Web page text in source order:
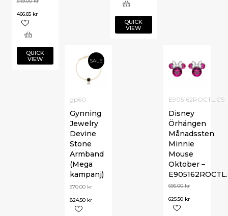
466.65 kr
QUICK
VIEW
QUICK
VIEW
SALE
gp60
Gynning
Jewelry
Devine
Stone
Armband
(Mega
kampanj)
970.00 kr
824.50 kr
E905162ROCTL.CS
Disney
Örhängen
Månadssten
Minnie
Mouse
Oktober –
695.00kr
625.50 kr